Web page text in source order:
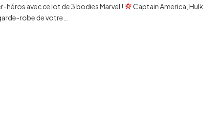
héros avec ce lot de 3 bodies Marvel !
Captain America, Hulk
robe de votre…